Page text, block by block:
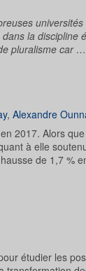
la discipline
pluralisme car …
, Alexandre
2017. Alors
à elle
de 1,7 %
étudier les